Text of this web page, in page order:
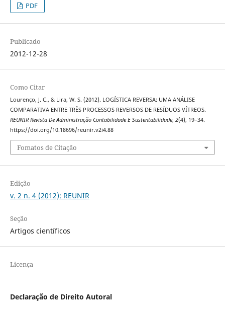
PDF
Publicado
2012-12-28
Como Citar
Lourenço, J. C., & Lira, W. S. (2012). LOGÍSTICA REVERSA: UMA ANÁLISE
COMPARATIVA ENTRE TRÊS PROCESSOS REVERSOS DE RESÍDUOS VÍTREOS.
REUNIR Revista De Administração Contabilidade E Sustentabilidade, 2(4), 19–34.
https://doi.org/10.18696/reunir.v2i4.88
Fomatos de Citação
Edição
v. 2 n. 4 (2012): REUNIR
Seção
Artigos científicos
Licença
Declaração de Direito Autoral